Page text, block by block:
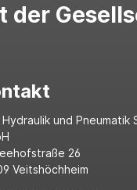
der
Hydraulik und Pneumatik
26
Veitshöchheim